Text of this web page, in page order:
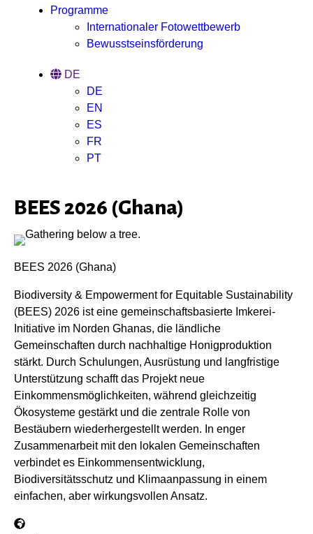
Programme
Internationaler Fotowettbewerb
Bewusstseinsförderung
DE
DE
EN
ES
FR
PT
BEES 2026 (Ghana)
BEES 2026 (Ghana)
Biodiversity & Empowerment for Equitable Sustainability
(BEES) 2026 ist eine gemeinschaftsbasierte Imkerei-
Initiative im Norden Ghanas, die ländliche
Gemeinschaften durch nachhaltige Honigproduktion
stärkt. Durch Schulungen, Ausrüstung und langfristige
Unterstützung schafft das Projekt neue
Einkommensmöglichkeiten, während gleichzeitig
Ökosysteme gestärkt und die zentrale Rolle von
Bestäubern wiederhergestellt werden. In enger
Zusammenarbeit mit den lokalen Gemeinschaften
verbindet es Einkommensentwicklung,
Biodiversitätsschutz und Klimaanpassung in einem
einfachen, aber wirkungsvollen Ansatz.